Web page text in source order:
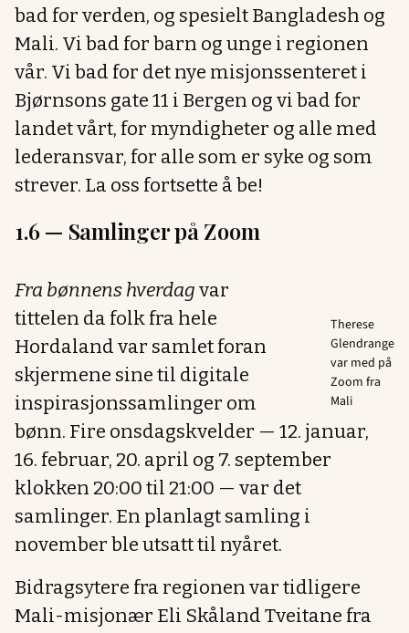
bad for verden, og spesielt Bangladesh og
Mali. Vi bad for barn og unge i regionen
vår. Vi bad for det nye misjonssenteret i
Bjørnsons gate 11 i Bergen og vi bad for
landet vårt, for myndigheter og alle med
lederansvar, for alle som er syke og som
strever. La oss fortsette å be!
1.6 — Samlinger på Zoom
Therese
Glendrange
var med på
Zoom fra
Mali
Fra bønnens hverdag var
tittelen da folk fra hele
Hordaland var samlet foran
skjermene sine til digitale
inspirasjonssamlinger om
bønn. Fire onsdagskvelder — 12. januar,
16. februar, 20. april og 7. september
klokken 20:00 til 21:00 — var det
samlinger. En planlagt samling i
november ble utsatt til nyåret.
Bidragsytere fra regionen var tidligere
Mali-misjonær Eli Skåland Tveitane fra